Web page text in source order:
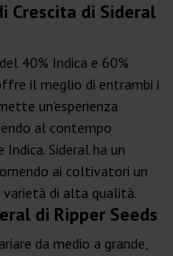
Crescita di Sideral
40% Indica e 60%
il meglio di entrambi i
un'esperienza
al contempo
Sideral ha un
ai coltivatori un
di alta qualità.
di Ripper Seeds
da medio a grande,